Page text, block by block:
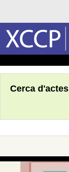
Cerca d'actes